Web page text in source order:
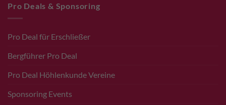
Pro Deals & Sponsoring
Pro Deal für Erschließer
Bergführer Pro Deal
Pro Deal Höhlenkunde Vereine
Sponsoring Events